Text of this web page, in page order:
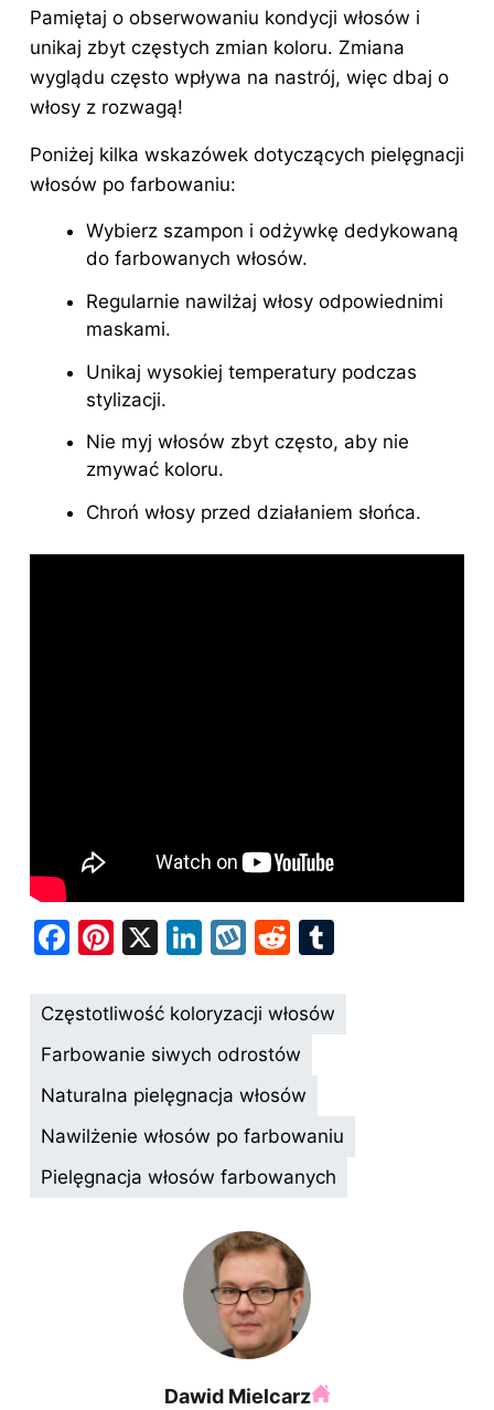
Pamiętaj o obserwowaniu kondycji włosów i
unikaj zbyt częstych zmian koloru. Zmiana
wyglądu często wpływa na nastrój, więc dbaj o
włosy z rozwagą!
Poniżej kilka wskazówek dotyczących pielęgnacji
włosów po farbowaniu:
Wybierz szampon i odżywkę dedykowaną
do farbowanych włosów.
Regularnie nawilżaj włosy odpowiednimi
maskami.
Unikaj wysokiej temperatury podczas
stylizacji.
Nie myj włosów zbyt często, aby nie
zmywać koloru.
Chroń włosy przed działaniem słońca.
F
c
e
b
o
o
k
Pi
er
e
X
Li
k
e
dI
n
W
k
o
p
R
d
di
m
Częstotliwość koloryzacji włosów
Farbowanie siwych odrostów
Naturalna pielęgnacja włosów
Nawilżenie włosów po farbowaniu
Pielęgnacja włosów farbowanych
Dawid Mielcarz